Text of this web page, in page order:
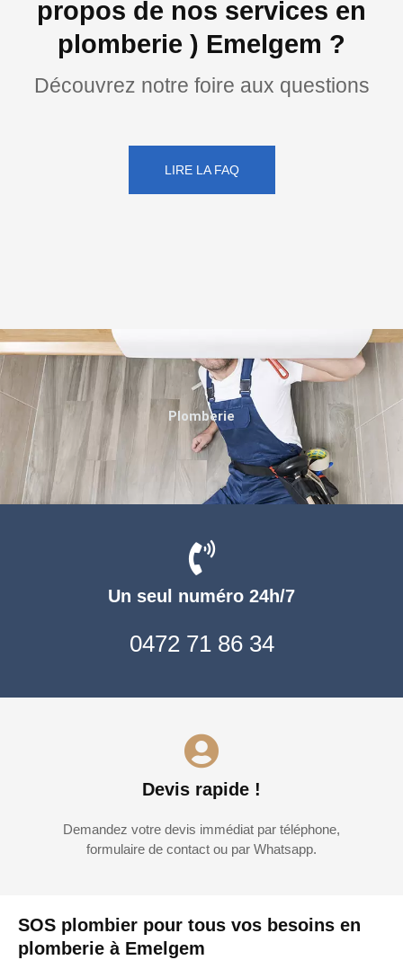
propos de nos services en
plomberie ) Emelgem ?
Découvrez notre foire aux questions
LIRE LA FAQ
SOS plombier pour tous vos besoins en
plomberie à Emelgem
Un seul numéro 24h/7
0472 71 86 34
Devis rapide !
Demandez votre devis immédiat par téléphone,
formulaire de contact ou par Whatsapp.
Plomberie